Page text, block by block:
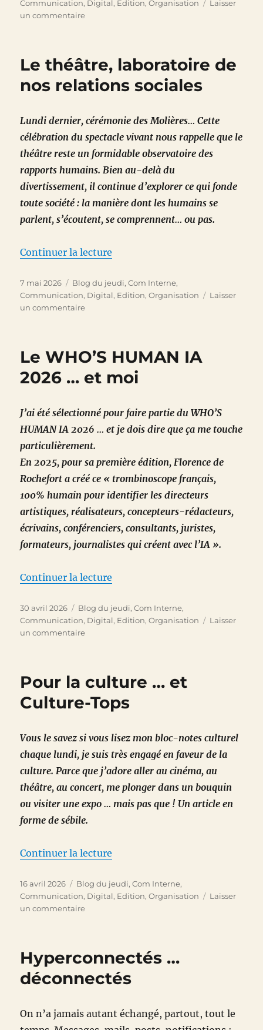
le
Communication, Digital, Edition,Organisation
Laisser
un commentairesur
parlez-
moi
d’moi
a
qu’ça
qui
Le théâtre, laboratoire de
nos relations sociales
Lundi dernier, cérémonie des Molières… Cette
célébration du spectacle vivant nous rappelle que le
théâtre reste un formidable observatoire des
rapports humains. Bien au-delà du
divertissement, il continue d’explorer ce qui fonde
toute société : la manière dont les humains se
parlent, s’écoutent, se comprennent… ou pas.
Continuer la lecture
Publié
le
7 mai 2026 Catégories
Blog du jeudi,Com Interne,
Communication, Digital, Edition,Organisation
Laisser
un commentairesur
de
relations
Le WHO’S HUMAN IA
2026 … et moi
J’ai été sélectionné pour faire partie du WHO’S
HUMAN IA 2026 … et je dois dire que ça me touche
particulièrement.
En 2025, pour sa première édition, Florence de
Rochefort a créé ce « trombinoscope français,
100% humain pour identifier les directeurs
artistiques, réalisateurs, concepteurs-rédacteurs,
écrivains, conférenciers, consultants, juristes,
formateurs, journalistes qui créent avec l’IA ».
Continuer la lecture
Publié
le
30 avril 2026 Catégories
Blog du jeudi,Com Interne,
Communication, Digital, Edition,Organisation
Laisser
un commentairesur
IA
…
Pour la culture … et
Culture-Tops
Vous le savez si vous lisez mon bloc-notes culturel
chaque lundi, je suis très engagé en faveur de la
culture. Parce que j’adore aller au cinéma, au
théâtre, au concert, me plonger dans un bouquin
ou visiter une expo … mais pas que ! Un article en
forme de sébile.
Continuer la lecture
Publié
le
16 avril 2026 Catégories
Blog du jeudi,Com Interne,
Communication, Digital, Edition,Organisation
Laisser
un commentairesur
…
Culture-
Hyperconnectés …
déconnectés
On n’a jamais autant échangé, partout, tout le